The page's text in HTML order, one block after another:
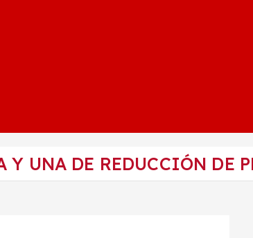
UNA DE REDUCCIÓN DE